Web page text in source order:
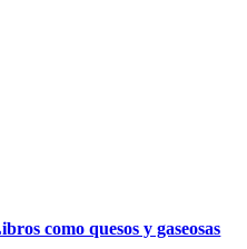
como quesos y gaseosas